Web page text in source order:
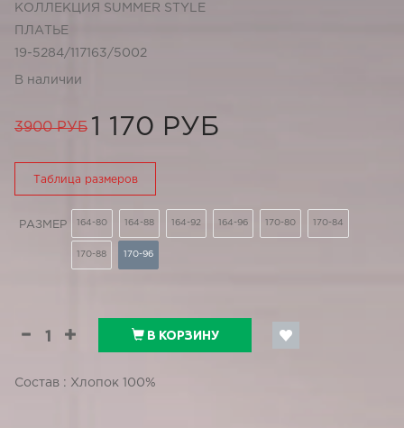
КОЛЛЕКЦИЯ SUMMER STYLE
ПЛАТЬЕ
19-5284/117163/5002
В наличии
3900 РУБ 1 170 РУБ
Таблица размеров
РАЗМЕР 164-80 164-88 164-92 164-96 170-80 170-84
170-88 170-96
В КОРЗИНУ
Состав : Хлопок 100%